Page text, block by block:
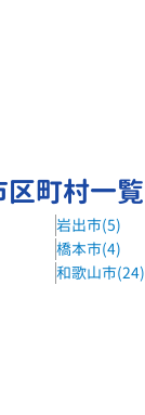
町村一覧
岩出市(5)
橋本市(4)
和歌山市(24)